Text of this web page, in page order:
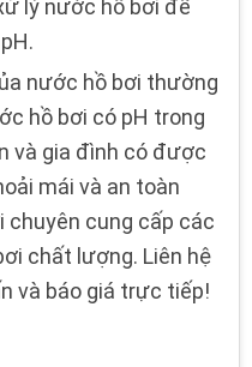
lý nước hồ bơi để
nước hồ bơi thường
hồ bơi có pH trong
và gia đình có được
mái và an toàn
chuyên cung cấp các
chất lượng. Liên hệ
và báo giá trực tiếp!